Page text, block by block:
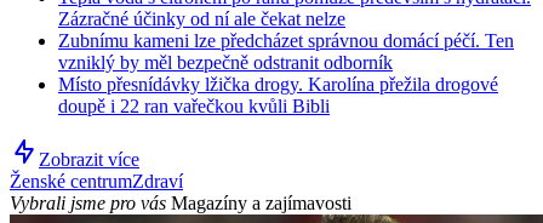
Zázračné účinky od ní ale čekat nelze
Zubnímu kameni lze předcházet správnou domácí péčí. Ten
vzniklý by měl bezpečně odstranit odborník
Místo přesnídávky lžička drogy. Karolína přežila drogové
doupě i 22 ran vařečkou kvůli Bibli
Zobrazit více
Ženské centrumZdraví
Vybrali jsme pro vás Magazíny a zajímavosti